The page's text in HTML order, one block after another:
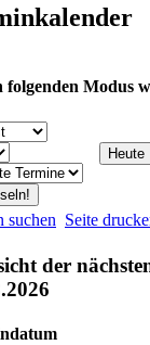
folgenden Modus
suchen Seite
der